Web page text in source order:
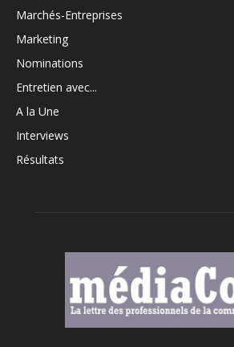
Marchés-Entreprises
Marketing
Nominations
Entretien avec...
A la Une
Interviews
Résultats